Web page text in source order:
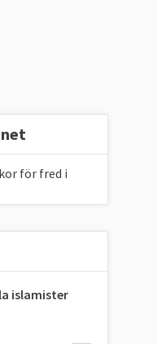
för fred i
islamister